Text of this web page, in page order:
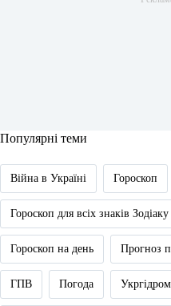
Популярні теми
Війна в Україні Гороскоп
Гороскоп для всіх знаків Зодіаку
Гороскоп на день Прогноз
ГПВ Погода